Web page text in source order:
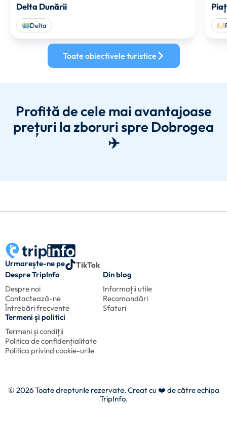
Delta Dunării
Delta
Toate obiectivele turistice
Profită de cele mai avantajoase
prețuri la zboruri spre Dobrogea
✈️
Urmarește-ne pe
TikTok
Despre TripInfo
Despre noi
Contactează-ne
Întrebări frecvente
Din blog
Informații utile
Recomandări
Sfaturi
Termeni și politici
Termeni și condiții
Politica de confidențialitate
Politica privind cookie-urile
© 2026 Toate drepturile rezervate. Creat cu ❤️ de către echipa
TripInfo.